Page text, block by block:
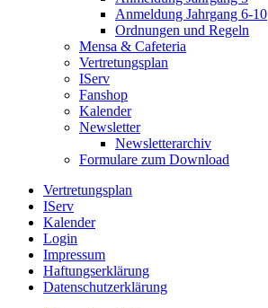
Anmeldung Jahrgang 6-10
Ordnungen und Regeln
Mensa & Cafeteria
Vertretungsplan
IServ
Fanshop
Kalender
Newsletter
Newsletterarchiv
Formulare zum Download
Vertretungsplan
IServ
Kalender
Login
Impressum
Haftungserklärung
Datenschutzerklärung